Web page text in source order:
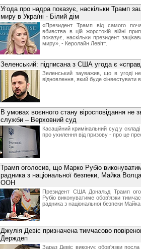
Угода про надра показує, наскільки Трамп
миру в Україні - Білий дім
«Президент Трамп від самого
вбивства в цій жорстокій війні
показує, наскільки президент
миру», - Керолайн Левітт.
Зеленський: підписана з США угода є
Зеленський зауважив, що в угоді
відновлення, який буде «інвестувати
В умовах воєнного стану віросповідання не
служби – Верховний суд
Касаційний кримінальний суд у
про ухилення від призову - про це
Трамп оголосив, що Марко Рубіо
радника з національної безпеки, Майка
ООН
Президент США Дональд Трамп
Рубіо виконуватиме обов'язки
радника з національної безпеки
Джулія Девіс призначена тимчасово
Держдеп
Зараз Девіс виконує обов'язки